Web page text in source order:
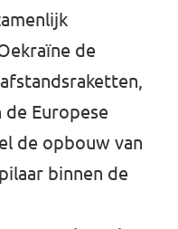
de
Europese
de opbouw van
binnen de